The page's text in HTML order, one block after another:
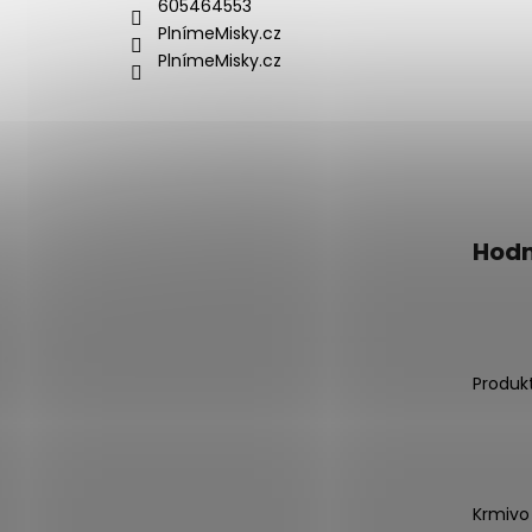
605464553
PlnímeMisky.cz
PlnímeMisky.cz